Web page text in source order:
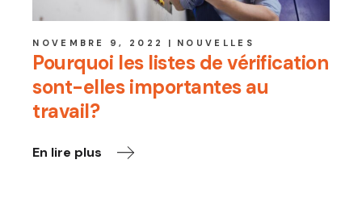
NOVEMBRE 9, 2022 NOUVELLES
Pourquoi les listes de vérification
sont-elles importantes au
travail?
En lire plus